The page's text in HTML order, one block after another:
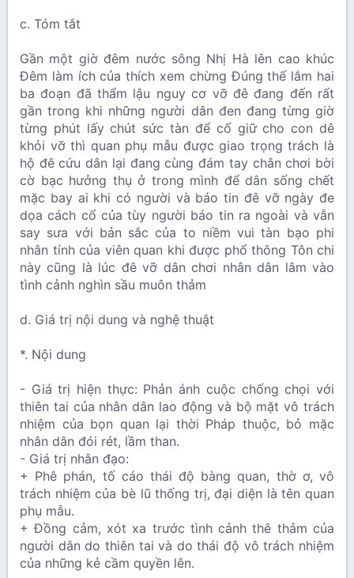
c. Tóm tắt
Gần một giờ đêm nước sông Nhị Hà lên cao khúc
Đêm làm ích của thích xem chừng Đúng thế lắm hai
ba đoạn đã thẩm lậu nguy cơ vỡ đê đang đến rất
gần trong khi những người dân đen đang từng giờ
từng phút lấy chút sức tàn để cố giữ cho con dê
khỏi vỡ thì quan phụ mẫu được giao trọng trách là
hộ đê cứu dân lại đang cùng đám tay chân chơi bời
cờ bạc hưởng thụ ở trong mình để dân sống chết
mặc bay ai khi có người và báo tin đê vỡ ngày đe
dọa cách cổ của tùy người báo tin ra ngoài và vẫn
say sưa với bản sắc của to niềm vui tàn bạo phi
nhân tính của viên quan khi được phổ thông Tôn chi
này cũng là lúc đê vỡ dân chơi nhân dân lâm vào
tình cảnh nghìn sầu muôn thảm
d. Giá trị nội dung và nghệ thuật
*. Nội dung
- Giá trị hiện thực: Phản ánh cuộc chống chọi với
thiên tai của nhân dân lao động và bộ mặt vô trách
nhiệm của bọn quan lại thời Pháp thuộc, bỏ mặc
nhân dân đói rét, lầm than.
- Giá trị nhân đạo:
+ Phê phán, tố cáo thái độ bàng quan, thờ ơ, vô
trách nhiệm của bè lũ thống trị, đại diện là tên quan
phụ mẫu.
+ Đồng cảm, xót xa trước tình cảnh thê thảm của
người dân do thiên tai và do thái độ vô trách nhiệm
của những kẻ cầm quyền lên.